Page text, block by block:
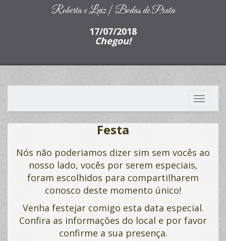
Roberta e Luiz | Bodas de Prata
17/07/2018
Chegou!
Toggle
Festa
Nós não poderiamos dizer sim sem vocês ao
nosso lado, vocês por serem especiais,
foram escolhidos para compartilharem
conosco deste momento único!
Venha festejar comigo esta data especial.
Confira as informações do local e por favor
confirme a sua presença.